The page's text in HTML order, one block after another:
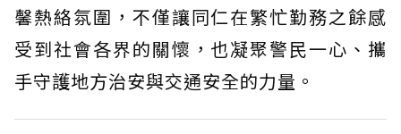
馨熱絡氛圍，不僅讓同仁在繁忙勤務之餘感
受到社會各界的關懷，也凝聚警民一心、攜
手守護地方治安與交通安全的力量。